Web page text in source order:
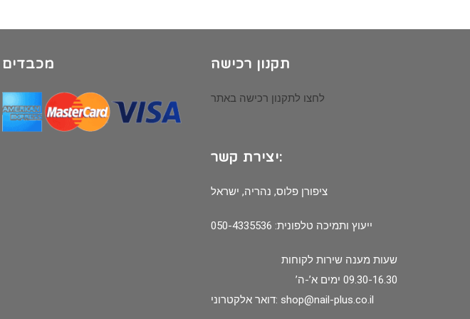
מכבדים תקנון רכישה
לחצו לתקנון רכישה באתר
יצירת קשר:
ציפורן פלוס, נהריה, ישראל
ייעוץ ותמיכה טלפונית: 050-4335536
שעות מענה שירות לקוחות
09.30-16.30 ימים א’-ה’
דואר אלקטרוני: shop@nail-plus.co.il